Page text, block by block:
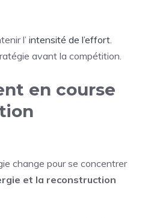
l’ intensité de l’effort.
avant la compétition.
en course
change pour se concentrer
et la reconstruction